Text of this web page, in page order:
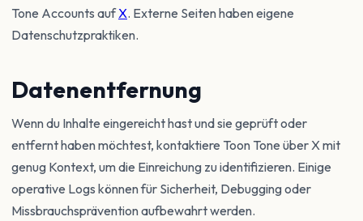
Tone Accounts aufX. Externe Seiten haben eigene
Datenschutzpraktiken.
Datenentfernung
Wenn du Inhalte eingereicht hast und sie geprüft oder
entfernt haben möchtest, kontaktiere Toon Tone über X mit
genug Kontext, um die Einreichung zu identifizieren. Einige
operative Logs können für Sicherheit, Debugging oder
Missbrauchsprävention aufbewahrt werden.